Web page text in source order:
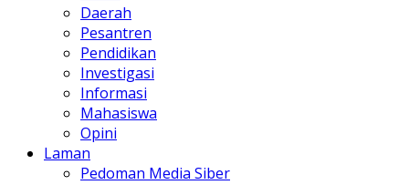
Daerah
Pesantren
Pendidikan
Investigasi
Informasi
Mahasiswa
Opini
Laman
Pedoman Media Siber